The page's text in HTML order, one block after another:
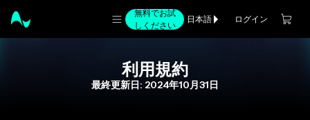
無料でお試
しください
日本語 ログイン
利用規約
最終更新日: 2024年10月31日